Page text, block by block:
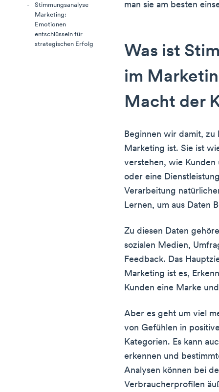
Stimmungsanalyse
Marketing:
Emotionen
entschlüsseln für
strategischen Erfolg
man sie am besten
Was ist
im
Macht der
Beginnen wir damit, zu
Marketing ist. Sie ist
verstehen, wie
oder eine
Verarbeitung
Lernen, um aus Daten
Zu diesen Daten
sozialen Medien,
Feedback. Das
Marketing ist es,
Kunden eine Marke
Aber es geht um viel
von Gefühlen in
Kategorien. Es kann
erkennen und
Analysen können bei
Verbraucherprofilen